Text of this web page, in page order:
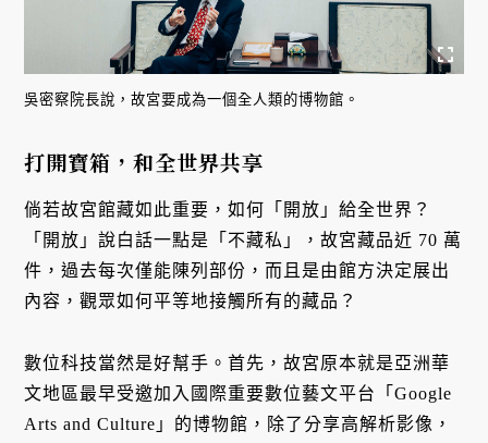
吳密察院長說，故宮要成為一個全人類的博物館。
打開寶箱，和全世界共享
倘若故宮館藏如此重要，如何「開放」給全世界？
「開放」說白話一點是「不藏私」，故宮藏品近 70 萬
件，過去每次僅能陳列部份，而且是由館方決定展出
內容，觀眾如何平等地接觸所有的藏品？
數位科技當然是好幫手。首先，故宮原本就是亞洲華
文地區最早受邀加入國際重要數位藝文平台「Google
Arts and Culture」的博物館，除了分享高解析影像，